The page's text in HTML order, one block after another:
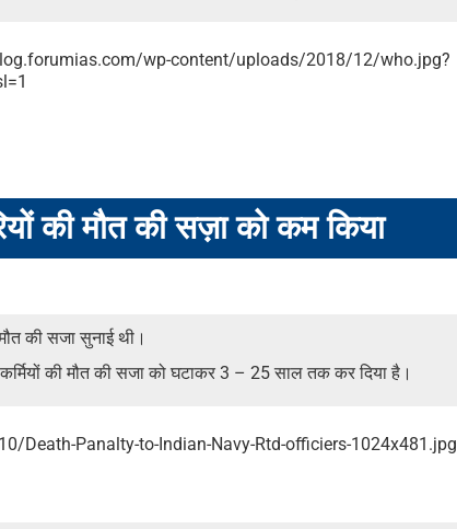
की मौत की सज़ा को कम किया
की सजा सुनाई थी।
की मौत की सजा को घटाकर 3 – 25 साल तक कर दिया है।